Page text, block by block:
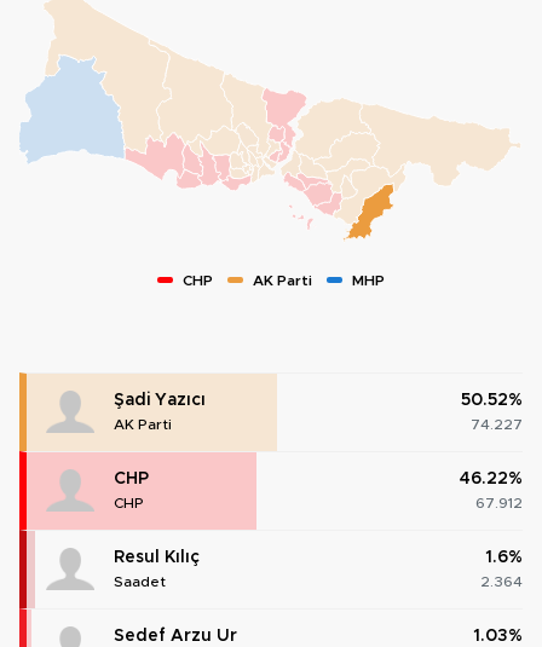
CHP AK Parti MHP
Şadi Yazıcı
AK Parti
50.52%
74.227
CHP
CHP
46.22%
67.912
Resul Kılıç
Saadet
1.6%
2.364
Sedef Arzu Ur 1.03%